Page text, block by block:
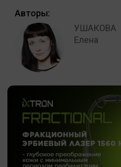
Авторы:
УШАКОВА
Елена